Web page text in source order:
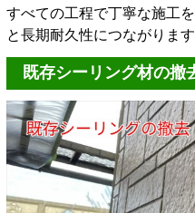
すべての工程で丁寧な施工
と長期耐久性につながります
既存シーリング材の撤